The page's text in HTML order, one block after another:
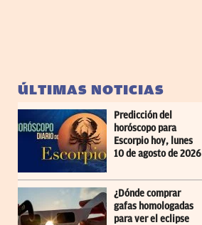
ÚLTIMAS NOTICIAS
Predicción del
horóscopo para
Escorpio hoy, lunes
10 de agosto de 2026
¿Dónde comprar
gafas homologadas
para ver el eclipse